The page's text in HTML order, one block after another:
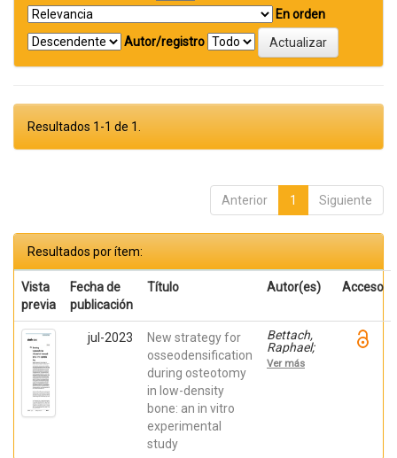
En orden
Autor/registro
Resultados 1-1 de 1.
Anterior 1 Siguiente
Resultados por ítem:
Vista
previa
Fecha de
publicación
Título Autor(es) Acceso
jul-2023
New strategy for
osseodensification
during osteotomy
in low-density
bone: an in vitro
experimental
study
Bettach,
Raphael;
Boukhris,
Gilles; De
Ver más